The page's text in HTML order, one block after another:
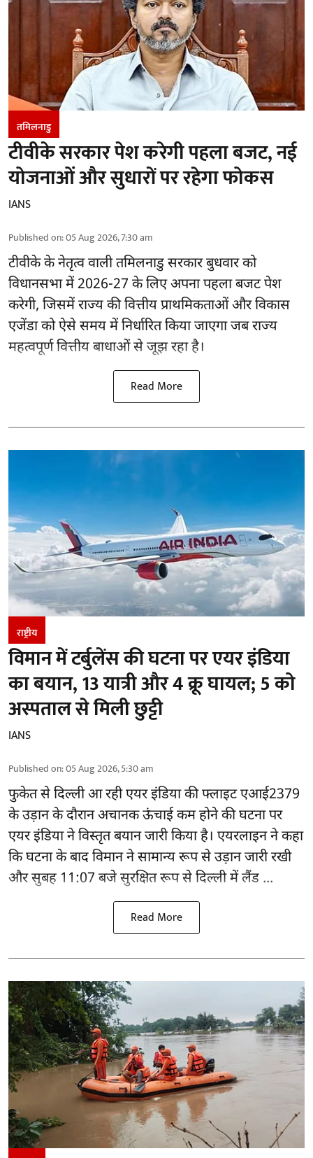
तमिलनाडु
टीवीके सरकार पेश करेगी पहला बजट, नई
योजनाओं और सुधारों पर रहेगा फोकस
IANS
Published on:05 Aug 2026, 7:30 am
टीवीके के नेतृत्व वालीतमिलनाडु सरकारबुधवार को
विधानसभा में 2026-27 के लिए अपना पहला बजट पेश
करेगी, जिसमें राज्य की वित्तीय प्राथमिकताओं और विकास
एजेंडा को ऐसे समय में निर्धारित किया जाएगा जब राज्य
महत्वपूर्ण वित्तीय बाधाओं से जूझ रहा है।
Read More
राष्ट्रीय
विमान में टर्बुलेंस की घटना पर एयर इंडिया
का बयान, 13 यात्री और 4 क्रू घायल; 5 को
अस्पताल से मिली छुट्टी
IANS
Published on:05 Aug 2026, 5:30 am
फुकेत सेदिल्लीआ रही एयर इंडिया की फ्लाइट एआई2379
के उड़ान के दौरान अचानक ऊंचाई कम होने की घटना पर
एयर इंडिया ने विस्तृत बयान जारी किया है। एयरलाइन ने कहा
कि घटना के बाद विमान ने सामान्य रूप से उड़ान जारी रखी
और सुबह 11:07 बजे सुरक्षित रूप से दिल्ली में लैंड ...
Read More